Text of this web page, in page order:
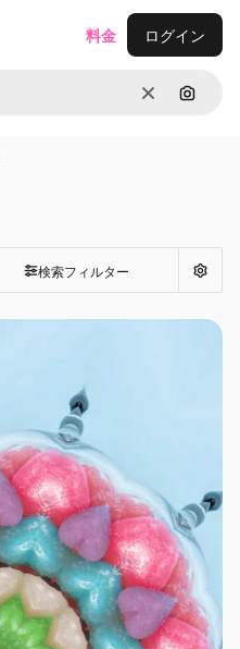
消去 画像で
料金 ログイン
検索フィルター